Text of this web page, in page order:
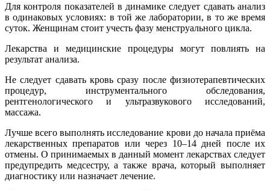
Для контроля показателей в динамике следует сдавать анализ
в одинаковых условиях: в той же лаборатории, в то же время
суток. Женщинам стоит учесть фазу менструального цикла.
Лекарства и медицинские процедуры могут повлиять на
результат анализа.
Не следует сдавать кровь сразу после физиотерапевтических
процедур, инструментального обследования,
рентгенологического и ультразвукового исследований,
массажа.
Лучше всего выполнять исследование крови до начала приёма
лекарственных препаратов или через 10–14 дней после их
отмены. О принимаемых в данный момент лекарствах следует
предупредить медсестру, а также врача, который выполняет
диагностику или назначает лечение.